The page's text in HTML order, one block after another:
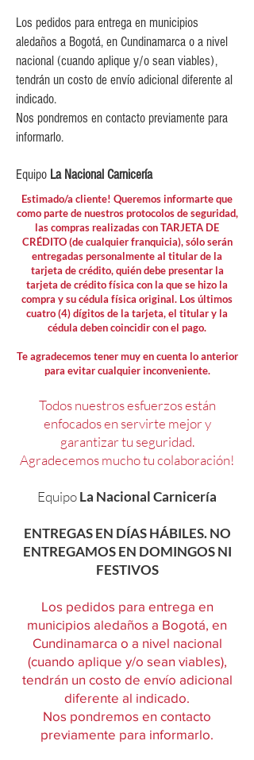
Los pedidos para entrega en municipios
aledaños a Bogotá, en Cundinamarca o a nivel
nacional (cuando aplique y/o sean viables),
tendrán un costo de envío adicional diferente al
indicado.
Nos pondremos en contacto previamente para
informarlo.
Equipo La Nacional Carnicería
Estimado/a cliente! Queremos informarte que
como parte de nuestros protocolos de seguridad,
las compras realizadas con TARJETA DE
CRÉDITO (de cualquier franquicia), sólo serán
entregadas personalmente al titular de la
tarjeta de crédito, quién debe presentar la
tarjeta de crédito física con la que se hizo la
compra y su cédula física original. Los últimos
cuatro (4) dígitos de la tarjeta, el titular y la
cédula deben coincidir con el pago.
Te agradecemos tener muy en cuenta lo anterior
para evitar cualquier inconveniente.
Todos nuestros esfuerzos están
enfocados en servirte mejor y
garantizar tu seguridad.
Agradecemos mucho tu colaboración!
EquipoLa Nacional Carnicería
ENTREGAS EN DÍAS HÁBILES. NO
ENTREGAMOS EN DOMINGOS NI
FESTIVOS
Los pedidos para entrega en
municipios aledaños a Bogotá, en
Cundinamarca o a nivel nacional
(cuando aplique y/o sean viables),
tendrán un costo de envío adicional
diferente al indicado.
Nos pondremos en contacto
previamente para informarlo.